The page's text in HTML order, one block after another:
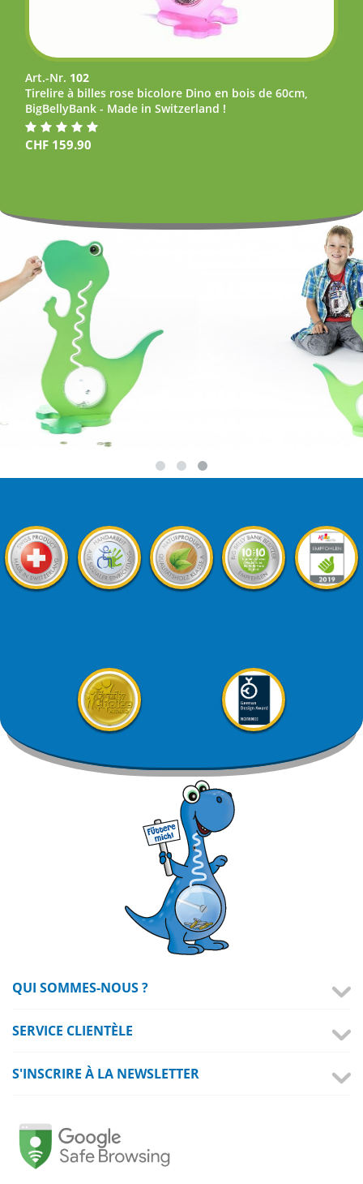
Art.-Nr. 102
Tirelire à billes rose bicolore Dino en bois de 60cm,
BigBellyBank - Made in Switzerland !
CHF 159.90
QUI SOMMES-NOUS ?
SERVICE CLIENTÈLE
S'INSCRIRE À LA NEWSLETTER